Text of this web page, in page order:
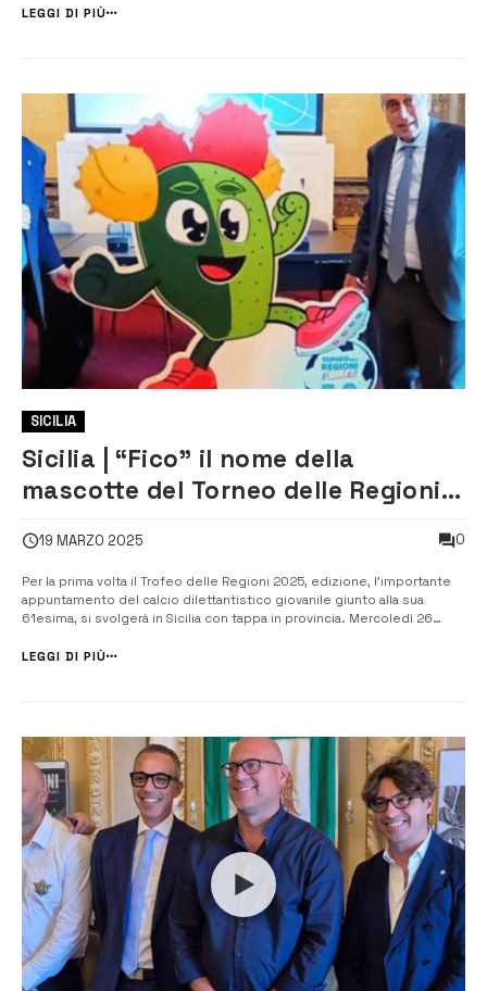
Regioni, nato nel 1982 su iniziativa della FIPAV, rappresenta ...
LEGGI DI PIÙ
SICILIA
Sicilia | “Fico” il nome della
mascotte del Torneo delle Regioni
dilettantistico
19 MARZO 2025 0
Per la prima volta il Trofeo delle Regioni 2025, edizione, l’importante
appuntamento del calcio dilettantistico giovanile giunto alla sua
61esima, si svolgerà in Sicilia con tappa in provincia. Mercoledì 26
regionali e provinciali. Alla manifestazione, che si svolgerà in Sicil...
LEGGI DI PIÙ